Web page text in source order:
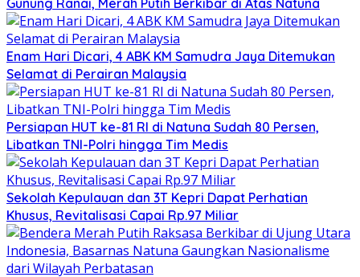
Gunung Ranai, Merah Putih Berkibar di Atas Natuna
Enam Hari Dicari, 4 ABK KM Samudra Jaya Ditemukan
Selamat di Perairan Malaysia
Persiapan HUT ke-81 RI di Natuna Sudah 80 Persen,
Libatkan TNI-Polri hingga Tim Medis
Sekolah Kepulauan dan 3T Kepri Dapat Perhatian
Khusus, Revitalisasi Capai Rp.97 Miliar